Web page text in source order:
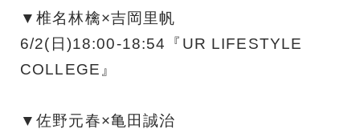
▼椎名林檎×吉岡里帆
6/2(日)18:00-18:54『UR LIFESTYLE
COLLEGE』
▼佐野元春×亀田誠治